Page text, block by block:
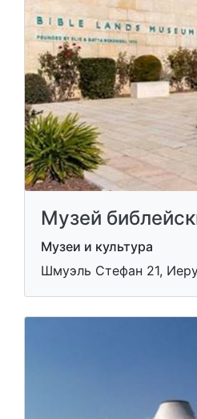
Музей
Музеи и культура
Шмуэль Стефан 21,